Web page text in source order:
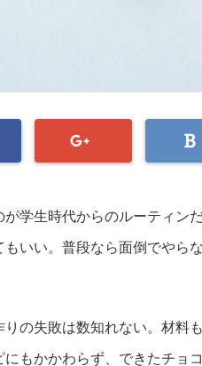
学生時代からのルーティン
いい。普段なら面倒でやら
の失敗は数知れない。材料
もかかわらず、できたチョ